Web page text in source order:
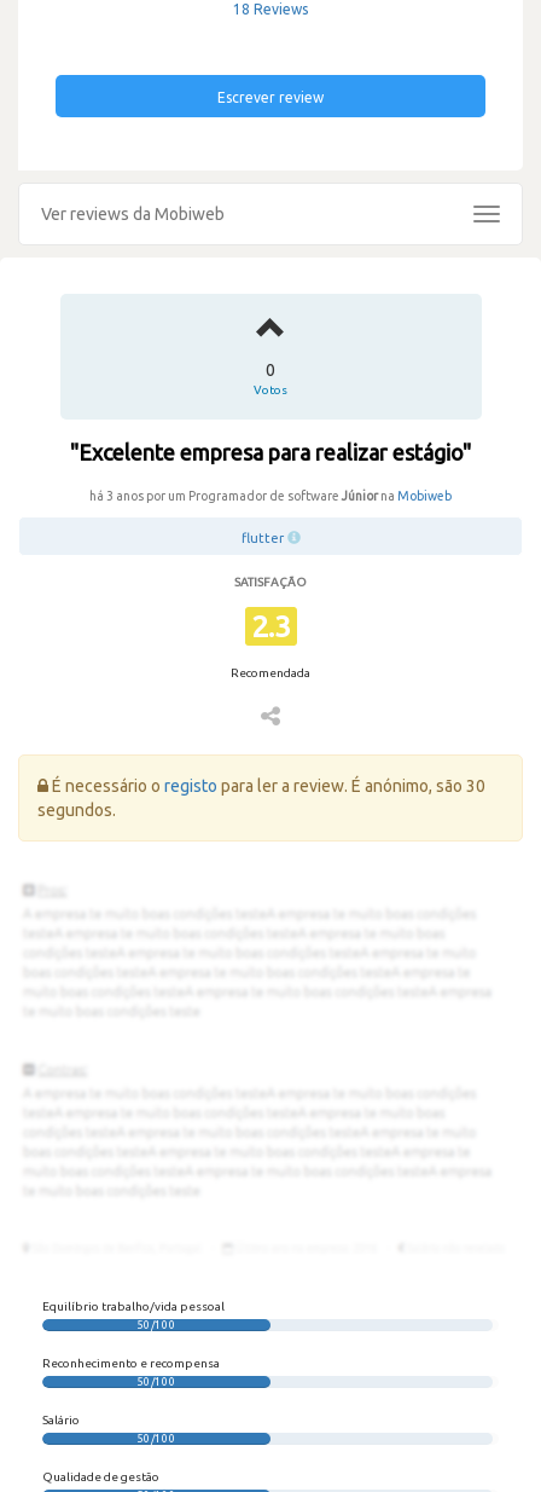
18 Reviews
Escrever review
Ver reviews da Mobiweb
Toggle
0
Votos
"Excelente empresa para realizar estágio"
há 3 anos por um Programador de software Júniorna Mobiweb
flutter
SATISFAÇÃO
2.3
Recomendada
Erro:
É necessário o registo para ler a review. É anónimo, são 30
segundos.
Equilíbrio trabalho/vida pessoal
50/100
Reconhecimento e recompensa
50/100
Salário
50/100
Qualidade de gestão